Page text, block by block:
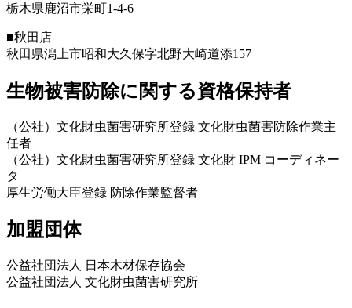
栃木県鹿沼市栄町1-4-6
■秋田店
秋田県潟上市昭和大久保字北野大崎道添157
生物被害防除に関する資格保持者
（公社）文化財虫菌害研究所登録 文化財虫菌害防除作業主
任者
（公社）文化財虫菌害研究所登録 文化財 IPM コーディネー
タ
厚生労働大臣登録 防除作業監督者
加盟団体
公益社団法人 日本木材保存協会
公益社団法人 文化財虫菌害研究所